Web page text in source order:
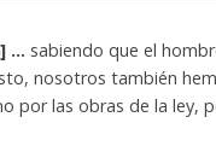
… sabiendo que el
nosotros también
por las obras de la ley,